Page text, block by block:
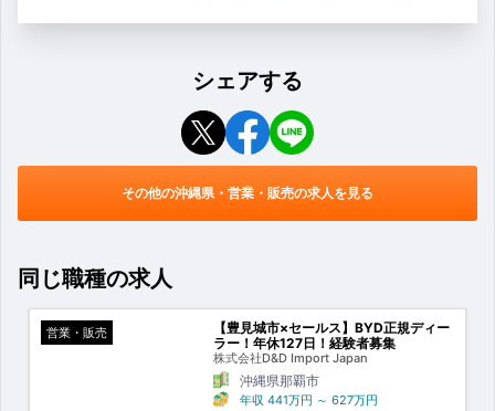
シェアする
その他の沖縄県・営業・販売の求人を見る
同じ職種の求人
営業・販売
【豊見城市×セールス】BYD正規ディー
ラー！年休127日！経験者募集
株式会社D&D Import Japan
沖縄県那覇市
年収 441万円 ～ 627万円